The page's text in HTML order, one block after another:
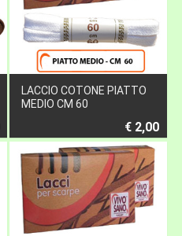
LACCIO COTONE PIATTO
MEDIO CM 60
€ 2,00